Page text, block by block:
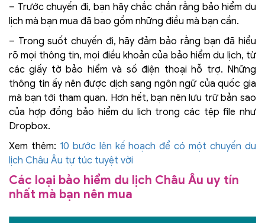
– Trước chuyến đi, bạn hãy chắc chắn rằng bảo hiểm du
lịch mà bạn mua đã bao gồm những điều mà bạn cần.
– Trong suốt chuyến đi, hãy đảm bảo rằng bạn đã hiểu
rõ mọi thông tin, mọi điều khoản của bảo hiểm du lịch, từ
các giấy tờ bảo hiểm và số điện thoại hỗ trợ. Những
thông tin ấy nên được dịch sang ngôn ngữ của quốc gia
mà bạn tới tham quan. Hơn hết, bạn nên lưu trữ bản sao
của hợp đồng bảo hiểm du lịch trong các tệp file như
Dropbox.
Xem thêm: 10 bước lên kế hoạch để có một chuyến du
lịch Châu Âu tự túc tuyệt vời
Các loại bảo hiểm du lịch Châu Âu uy tín
nhất mà bạn nên mua